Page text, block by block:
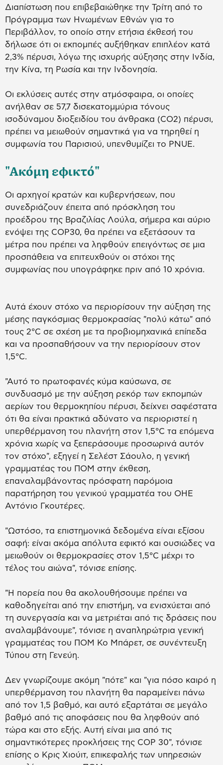
Διαπίστωση που επιβεβαιώθηκε την Τρίτη από το
Πρόγραμμα των Ηνωμένων Εθνών για το
Περιβάλλον, το οποίο στην ετήσια έκθεσή του
δήλωσε ότι οι εκπομπές αυξήθηκαν επιπλέον κατά
2,3% πέρυσι, λόγω της ισχυρής αύξησης στην Ινδία,
την Κίνα, τη Ρωσία και την Ινδονησία.
Οι εκλύσεις αυτές στην ατμόσφαιρα, οι οποίες
ανήλθαν σε 57,7 δισεκατομμύρια τόνους
ισοδύναμου διοξειδίου του άνθρακα (CO2) πέρυσι,
πρέπει να μειωθούν σημαντικά για να τηρηθεί η
συμφωνία του Παρισιού, υπενθυμίζει το PNUE.
"Ακόμη εφικτό"
Οι αρχηγοί κρατών και κυβερνήσεων, που
συνεδριάζουν έπειτα από πρόσκληση του
προέδρου της Βραζιλίας Λούλα, σήμερα και αύριο
ενόψει της COP30, θα πρέπει να εξετάσουν τα
μέτρα που πρέπει να ληφθούν επειγόντως σε μια
προσπάθεια να επιτευχθούν οι στόχοι της
συμφωνίας που υπογράφηκε πριν από 10 χρόνια.
Αυτά έχουν στόχο να περιορίσουν την αύξηση της
μέσης παγκόσμιας θερμοκρασίας "πολύ κάτω" από
τους 2°C σε σχέση με τα προβιομηχανικά επίπεδα
και να προσπαθήσουν να την περιορίσουν στον
1,5°C.
"Αυτό το πρωτοφανές κύμα καύσωνα, σε
συνδυασμό με την αύξηση ρεκόρ των εκπομπών
αερίων του θερμοκηπίου πέρυσι, δείχνει σαφέστατα
ότι θα είναι πρακτικά αδύνατο να περιοριστεί η
υπερθέρμανση του πλανήτη στον 1,5°C τα επόμενα
χρόνια χωρίς να ξεπεράσουμε προσωρινά αυτόν
τον στόχο", εξηγεί η Σελέστ Σάουλο, η γενική
γραμματέας του ΠΟΜ στην έκθεση,
επαναλαμβάνοντας πρόσφατη παρόμοια
παρατήρηση του γενικού γραμματέα του ΟΗΕ
Αντόνιο Γκουτέρες.
"Ωστόσο, τα επιστημονικά δεδομένα είναι εξίσου
σαφή: είναι ακόμα απόλυτα εφικτό και ουσιώδες να
μειωθούν οι θερμοκρασίες στον 1,5°C μέχρι το
τέλος του αιώνα", τόνισε επίσης.
"Η πορεία που θα ακολουθήσουμε πρέπει να
καθοδηγείται από την επιστήμη, να ενισχύεται από
τη συνεργασία και να μετριέται από τις δράσεις που
αναλαμβάνουμε", τόνισε η αναπληρώτρια γενική
γραμματέας του ΠΟΜ Κο Μπάρετ, σε συνέντευξη
Τύπου στη Γενεύη.
Δεν γνωρίζουμε ακόμη "πότε" και "για πόσο καιρό η
υπερθέρμανση του πλανήτη θα παραμείνει πάνω
από τον 1,5 βαθμό, και αυτό εξαρτάται σε μεγάλο
βαθμό από τις αποφάσεις που θα ληφθούν από
τώρα και στο εξής. Αυτή είναι μια από τις
σημαντικότερες προκλήσεις της COP 30", τόνισε
επίσης ο Κρις Χιούιτ, επικεφαλής των υπηρεσιών